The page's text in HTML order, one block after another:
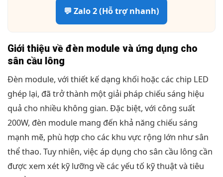
💬 Zalo 2 (Hỗ trợ nhanh)
Giới thiệu về đèn module và ứng dụng cho
sân cầu lông
Đèn module, với thiết kế dạng khối hoặc các chip LED
ghép lại, đã trở thành một giải pháp chiếu sáng hiệu
quả cho nhiều không gian. Đặc biệt, với công suất
200W, đèn module mang đến khả năng chiếu sáng
mạnh mẽ, phù hợp cho các khu vực rộng lớn như sân
thể thao. Tuy nhiên, việc áp dụng cho sân cầu lông cần
được xem xét kỹ lưỡng về các yếu tố kỹ thuật và tiêu